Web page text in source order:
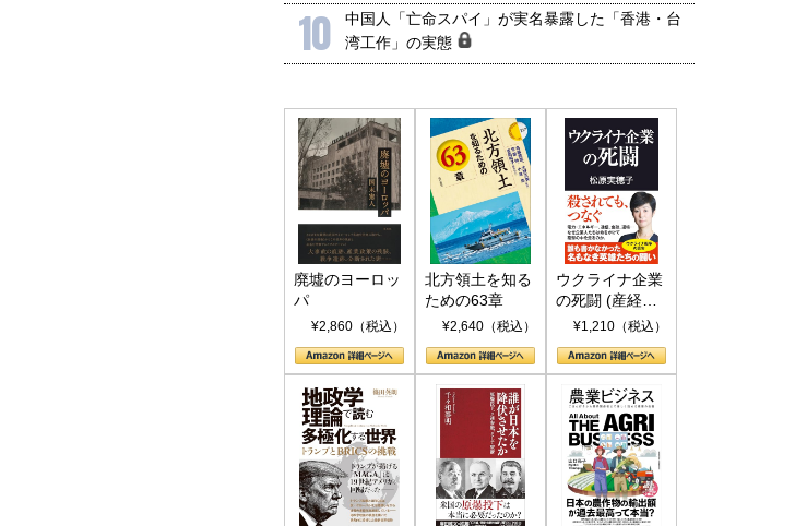
10
中国人「亡命スパイ」が実名暴露した「香港・台
湾工作」の実態
廃墟のヨーロッ
パ
¥2,860（税込）
北方領土を知る
ための63章
¥2,640（税込）
ウクライナ企業
の死闘 (産経セ
レクト S 039)
¥1,210（税込）